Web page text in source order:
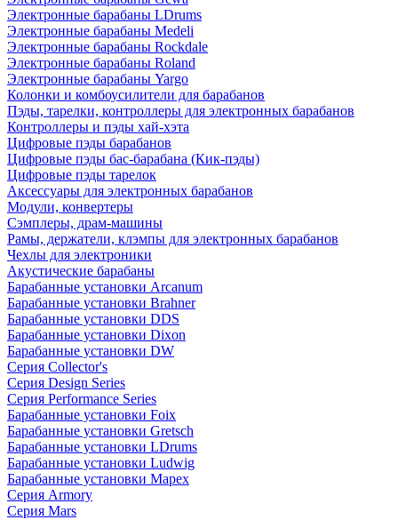
Электронные барабаны LDrums
Электронные барабаны Medeli
Электронные барабаны Rockdale
Электронные барабаны Roland
Электронные барабаны Yargo
Колонки и комбоусилители для барабанов
Пэды, тарелки, контроллеры для электронных барабанов
Контроллеры и пэды хай-хэта
Цифровые пэды барабанов
Цифровые пэды бас-барабана (Кик-пэды)
Цифровые пэды тарелок
Аксессуары для электронных барабанов
Модули, конвертеры
Сэмплеры, драм-машины
Рамы, держатели, клэмпы для электронных барабанов
Чехлы для электроники
Акустические барабаны
Барабанные установки Arcanum
Барабанные установки Brahner
Барабанные установки DDS
Барабанные установки Dixon
Барабанные установки DW
Серия Collector's
Серия Design Series
Серия Performance Series
Барабанные установки Foix
Барабанные установки Gretsch
Барабанные установки LDrums
Барабанные установки Ludwig
Барабанные установки Mapex
Серия Armory
Серия Mars